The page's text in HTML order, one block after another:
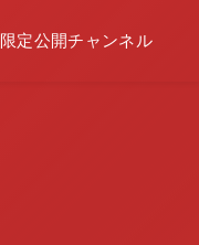
限定公開チャンネル